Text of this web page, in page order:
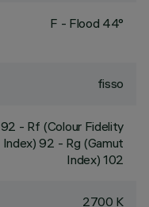
F - Flood 44°
fisso
92 - Rf (Colour Fidelity
Index) 92 - Rg (Gamut
Index) 102
2700 K